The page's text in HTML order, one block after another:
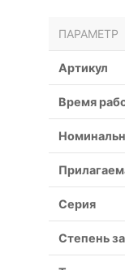
ПАРАМЕТР
Артикул
Время
Серия
Степень